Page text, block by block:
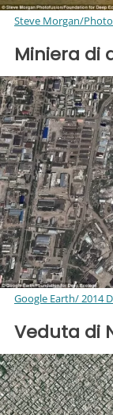
Steve Morgan/
Miniera di
Google Earth/ 2014
Veduta di